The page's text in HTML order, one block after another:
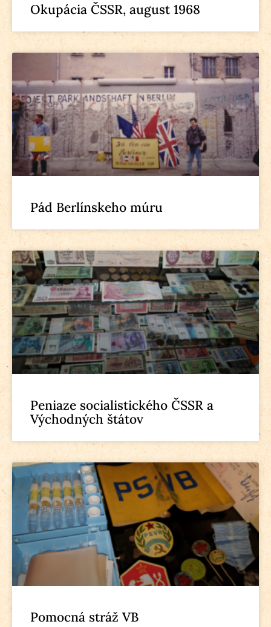
Okupácia ČSSR, august 1968
Pád Berlínskeho múru
Peniaze socialistického ČSSR a
Východných štátov
Pomocná stráž VB